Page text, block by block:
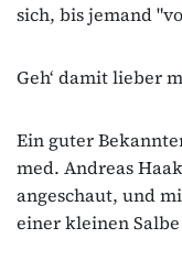
sich, bis jemand
Geh‘ damit lieber
Ein guter
med. Andreas
angeschaut, und
einer kleinen